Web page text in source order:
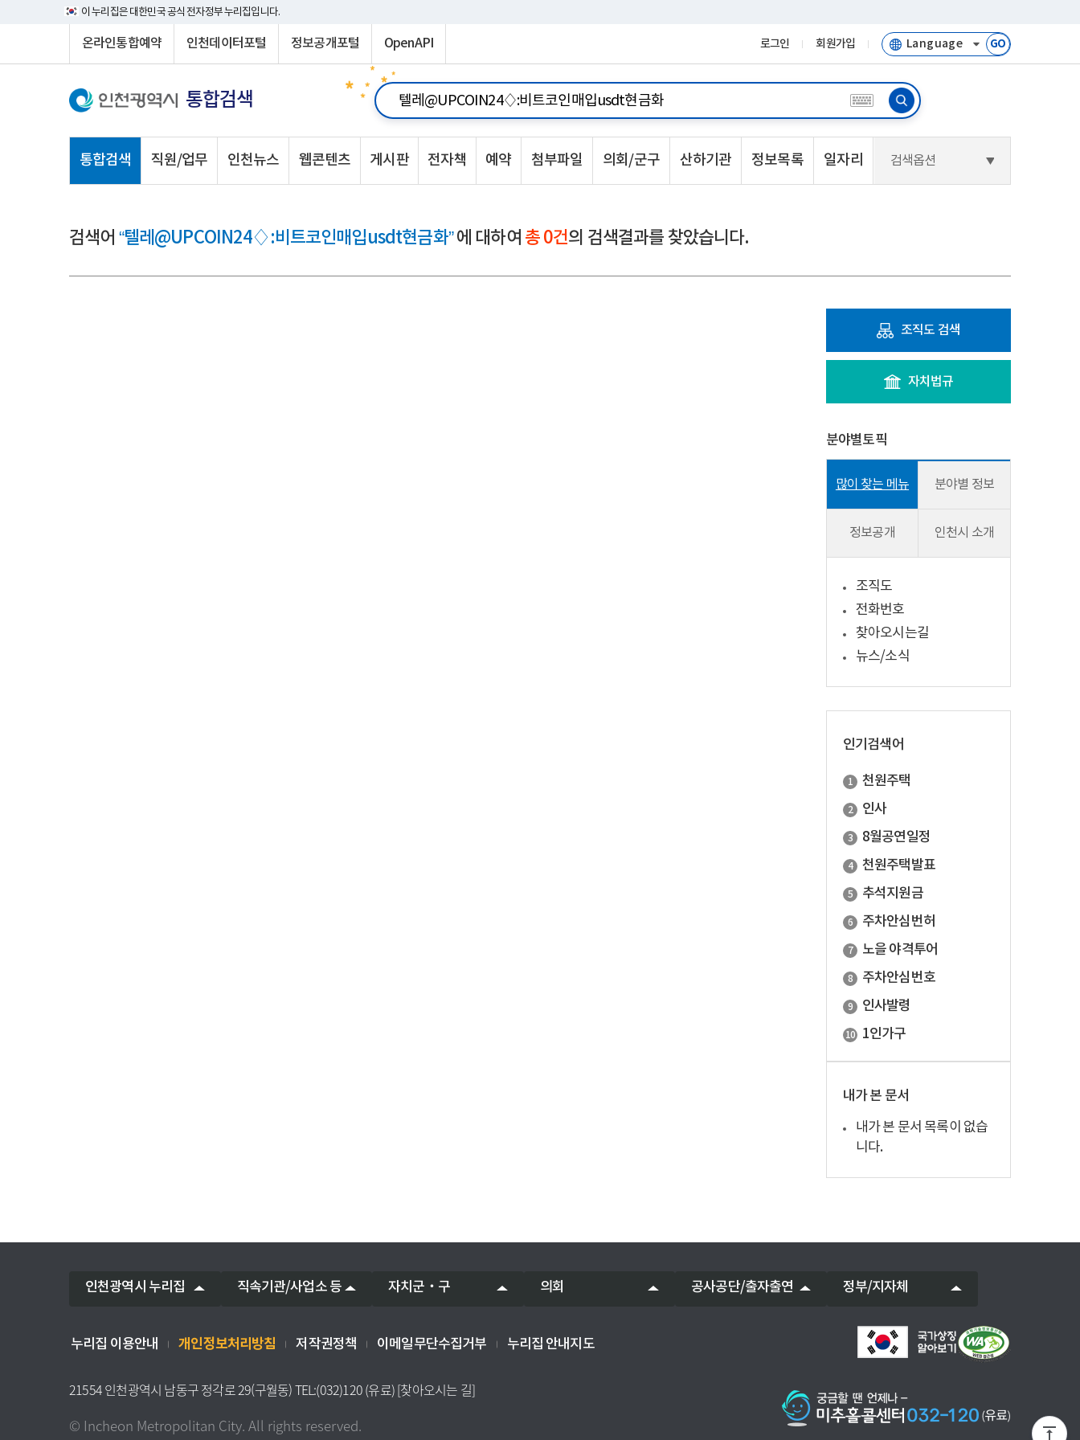
이 누리집은 대한민국 공식 전자정부 누리집입니다.
온라인통합예약 인천데이터포털 정보공개포털 OpenAPI 로그인 회원가입 GO
통합검색
통합검색 직원/업무 인천뉴스 웹콘텐츠 게시판 전자책 예약 첨부파일 의회/군구 산하기관 정보목록 일자리 검색옵션
검색어 “텔레@UPCOIN24♢:비트코인매입usdt현금화”에 대하여 총 0건의 검색결과를 찾았습니다.
조직도 검색
자치법규
분야별토픽
많이 찾는 메뉴 분야별 정보
정보공개 인천시 소개
조직도
전화번호
찾아오시는길
뉴스/소식
인기검색어
천원주택
인사
8월공연일정
천원주택발표
추석지원금
주차안심번허
노을 야격투어
주차안심번호
인사발령
1인가구
내가 본 문서
내가 본 문서 목록이 없습
니다.
인천광역시 누리집 직속기관/사업소 등 자치군‧구 의회 공사공단/출자출연 정부/지자체
누리집 이용안내 개인정보처리방침 저작권정책 이메일무단수집거부 누리집 안내지도
21554 인천광역시 남동구 정각로 29(구월동) TEL:(032)120 (유료) [찾아오시는 길]
© Incheon Metropolitan City. All rights reserved.